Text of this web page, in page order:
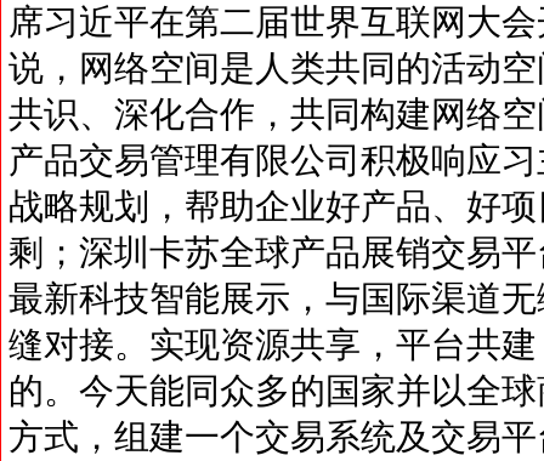
席习近平在第二届世界互联网大
说，网络空间是人类共同的活动
共识、深化合作，共同构建网络
产品交易管理有限公司积极响应
战略规划，帮助企业好产品、好
剩；深圳卡苏全球产品展销交易
最新科技智能展示，与国际渠道
缝对接。实现资源共享，平台共
的。今天能同众多的国家并以全
方式，组建一个交易系统及交易